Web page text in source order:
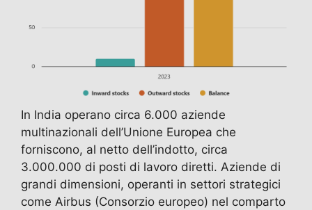
In India operano circa 6.000 aziende
multinazionali dell’Unione Europea che
forniscono, al netto dell’indotto, circa
3.000.000 di posti di lavoro diretti. Aziende di
grandi dimensioni, operanti in settori strategici
come Airbus (Consorzio europeo) nel comparto